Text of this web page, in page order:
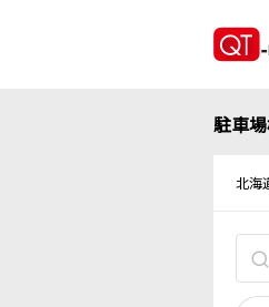
駐車
北海